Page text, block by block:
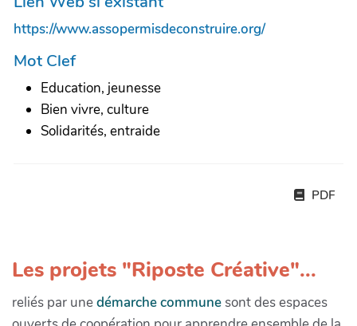
https://www.assopermisdeconstruire.org/
Mot Clef
Education, jeunesse
Bien vivre, culture
Solidarités, entraide
PDF